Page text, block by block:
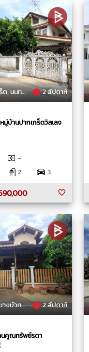
นนทบุรี 2 สัปดาห์
มู่บ้านปากเกร็ดวิลเลจ
-
2
3
ง, นนทบุรี 2 สัปดาห์
นคูณทรัพย์รดา